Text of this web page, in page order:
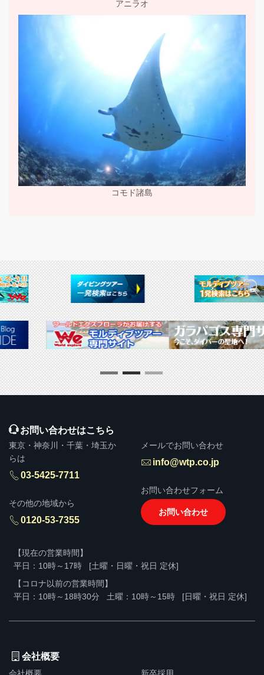
アニラオ
コモド諸島
▶ 推奨販売・勧誘方針
お問い合わせはこちら
東京・神奈川・千葉・埼玉か
らは
03-5425-7711
その他の地域から
0120-53-7355
メールでお問い合わせ
info@wtp.co.jp
お問い合わせフォーム
お問い合わせ
【現在の営業時間】
平日：10時～17時
[土曜・日曜・祝日 定休]
【コロナ以前の営業時間】
平日：10時～18時30分
土曜：10時～15時 [日曜・祝日 定休]
会社概要